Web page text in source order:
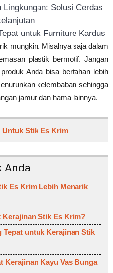
Solusi Cerdas
untuk Furniture Kardus
mungkin. Misalnya saja dalam
plastik bermotif. Jangan
Anda bisa bertahan lebih
kelembaban sehingga
jamur dan hama lainnya.
Untuk Stik Es Krim
Anda
Es Krim Lebih Menarik
Kerajinan Stik Es Krim?
Tepat untuk Kerajinan Stik
Kerajinan Kayu Vas Bunga